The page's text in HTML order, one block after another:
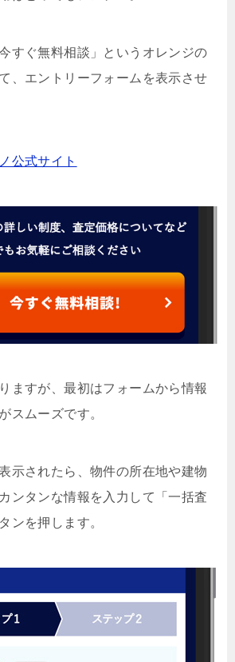
すぐ無料相談」というオレンジの
、エントリーフォームを表示させ
公式サイト
ますが、最初はフォームから情報
スムーズです。
示されたら、物件の所在地や建物
ンタンな情報を入力して「一括査
ンを押します。